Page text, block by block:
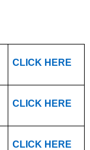
CLICK HERE
CLICK HERE
CLICK HERE